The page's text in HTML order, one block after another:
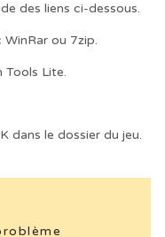
des liens ci-dessous.
WinRar ou 7zip.
Tools Lite.
dans le dossier du jeu.